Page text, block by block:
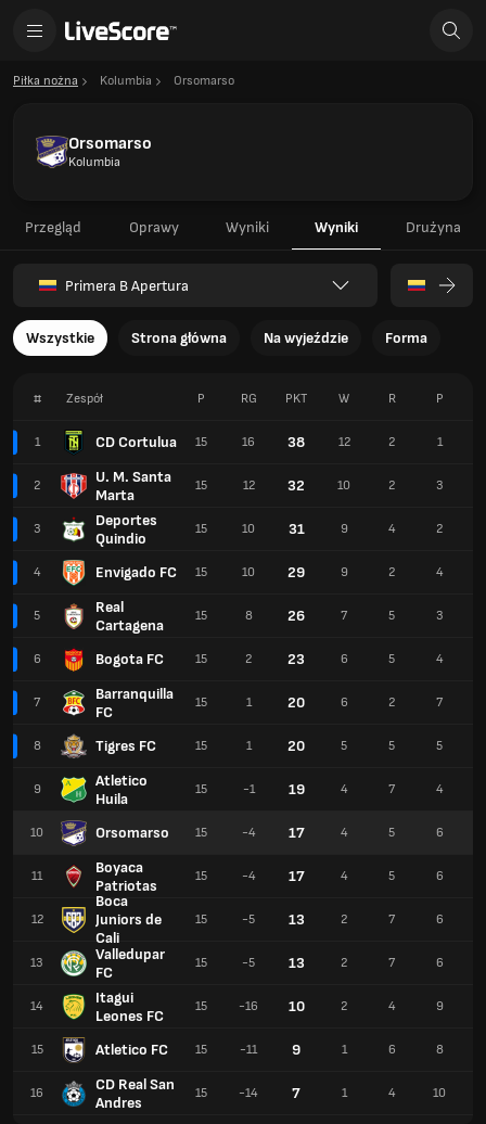
Piłka nożna Kolumbia Orsomarso
Orsomarso
Kolumbia
Przegląd Oprawy Wyniki Wyniki Drużyna
Primera B Apertura
Wszystkie Strona główna Na wyjeździe Forma
# Zespół
1 CD Cortulua
2
U. M. Santa
Marta
3
Deportes
Quindio
4 Envigado FC
5
Real
Cartagena
6 Bogota FC
7
Barranquilla
FC
8 Tigres FC
9
Atletico
Huila
10 Orsomarso
11
Boyaca
Patriotas
12
Boca
Juniors de
Cali
13
Valledupar
FC
14
Itagui
Leones FC
15 Atletico FC
16
CD Real San
Andres
P RG PKT W R P
15 16 38 12 2 1
15 12 32 10 2 3
15 10 31 9 4 2
15 10 29 9 2 4
15 8 26 7 5 3
15 2 23 6 5 4
15 1 20 6 2 7
15 1 20 5 5 5
15 -1 19 4 7 4
15 -4 17 4 5 6
15 -4 17 4 5 6
15 -5 13 2 7 6
15 -5 13 2 7 6
15 -16 10 2 4 9
15 -11 9 1 6 8
15 -14 7 1 4 10